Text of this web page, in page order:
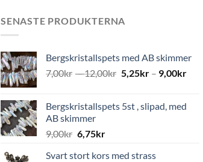
SENASTE PRODUKTERNA
Bergskristallspets med AB skimmer
7,00kr –12,00kr 5,25kr– 9,00kr
Bergskristallspets 5st , slipad, med
AB skimmer
9,00kr 6,75kr
Svart stort kors med strass